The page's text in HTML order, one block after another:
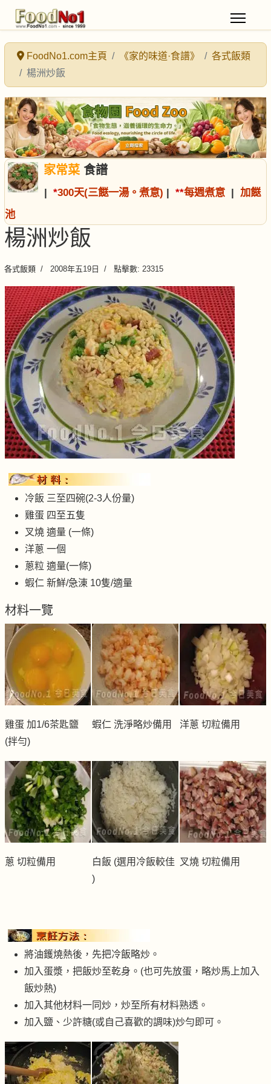
FoodNo1.com主頁 《家的味道·食譜》
各式飯類
楊洲炒飯
家常菜食譜
| *300天(三餸一湯。煮意) | **每週煮意 | 加餸
池
楊洲炒飯
各式飯類 2008年五19日 點擊數: 23315
冷飯 三至四碗(2-3人份量)
雞蛋 四至五隻
叉燒 適量 (一條)
洋蔥 一個
蔥粒 適量(一條)
蝦仁 新鮮/急涷 10隻/適量
材料一覽
雞蛋 加1/6茶匙鹽
(拌勻)
蝦仁 洗淨略炒備用 洋蔥 切粒備用
蔥 切粒備用
白飯 (選用冷飯較佳
)
叉燒 切粒備用
將油鑊燒熱後，先把冷飯略炒。
加入蛋漿，把飯炒至乾身。(也可先放蛋，略炒馬上加入
飯炒熱)
加入其他材料一同炒，炒至所有材料熟透。
加入鹽、少許糖(或自己喜歡的調味)炒勻即可。